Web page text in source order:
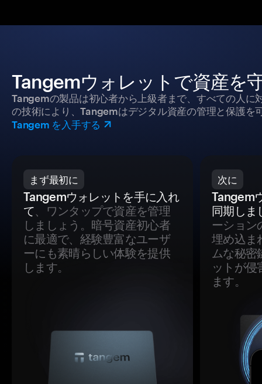
Tangemウォレットで資産を
Tangemの製品は初心者から上級者まで、すべての人に
の技術により、Tangemはデジタル資産の管理と保護を
Tangem を入手する
まず最初に
Tangemウォレットを手に入れ
て、ワンタップで資産を管理
しましょう。暗号資産初心者
に最適で、経験豊富なユーザ
ーにも素晴らしい体験を提供
します。
次に
Tangem
同期しま
ーション
埋め込ま
ムな秘密
ットが侵
ます。